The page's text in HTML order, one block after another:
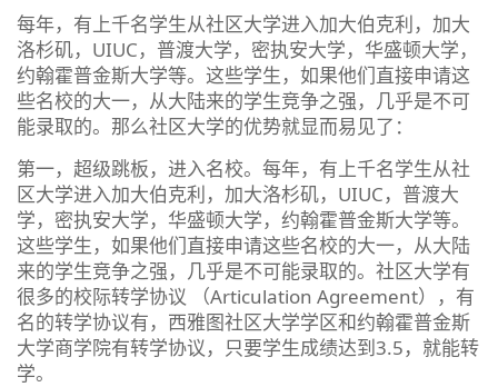
每年，有上千名学生从社区大学进入加大伯克利，加大
洛杉矶，UIUC，普渡大学，密执安大学，华盛顿大学，
约翰霍普金斯大学等。这些学生，如果他们直接申请这
些名校的大一，从大陆来的学生竞争之强，几乎是不可
能录取的。那么社区大学的优势就显而易见了：
第一，超级跳板，进入名校。每年，有上千名学生从社
区大学进入加大伯克利，加大洛杉矶，UIUC，普渡大
学，密执安大学，华盛顿大学，约翰霍普金斯大学等。
这些学生，如果他们直接申请这些名校的大一，从大陆
来的学生竞争之强，几乎是不可能录取的。社区大学有
很多的校际转学协议 （Articulation Agreement），有
名的转学协议有，西雅图社区大学学区和约翰霍普金斯
大学商学院有转学协议，只要学生成绩达到3.5，就能转
学。